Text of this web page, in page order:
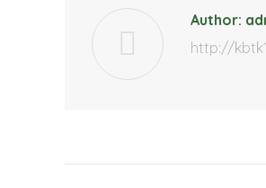
Author:
http://